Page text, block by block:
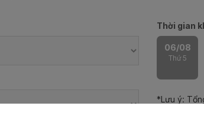
Thời gian
06/08
Thứ 5
*Lưu ý: